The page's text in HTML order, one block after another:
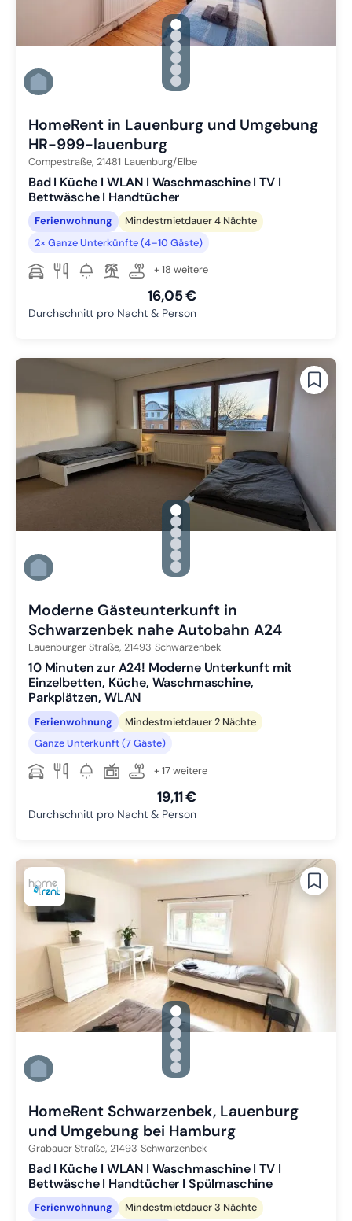
gallery.slide_selector
Zu Slide 1 wechseln
Zu Slide 2 wechseln
Zu Slide 3 wechseln
Zu Slide 4 wechseln
Zu Slide 5 wechseln
Zu Slide 6 wechseln
HomeRent in Lauenburg und Umgebung
HR-999-lauenburg
Compestraße, 21481 Lauenburg/Elbe
Bad I Küche I WLAN I Waschmaschine I TV I
Bettwäsche I Handtücher
Ferienwohnung
Mindestmietdauer 4 Nächte
2× Ganze Unterkünfte (4–10 Gäste)
+ 18 weitere
16,05 €
Durchschnitt pro Nacht & Person
gallery.slide_selector
Zu Slide 1 wechseln
Zu Slide 2 wechseln
Zu Slide 3 wechseln
Zu Slide 4 wechseln
Zu Slide 5 wechseln
Zu Slide 6 wechseln
Moderne Gästeunterkunft in
Schwarzenbek nahe Autobahn A24
Lauenburger Straße, 21493 Schwarzenbek
10 Minuten zur A24! Moderne Unterkunft mit
Einzelbetten, Küche, Waschmaschine,
Parkplätzen, WLAN
Ferienwohnung
Mindestmietdauer 2 Nächte
Ganze Unterkunft (7 Gäste)
+ 17 weitere
19,11 €
Durchschnitt pro Nacht & Person
gallery.slide_selector
Zu Slide 1 wechseln
Zu Slide 2 wechseln
Zu Slide 3 wechseln
Zu Slide 4 wechseln
Zu Slide 5 wechseln
Zu Slide 6 wechseln
HomeRent Schwarzenbek, Lauenburg
und Umgebung bei Hamburg
Grabauer Straße, 21493 Schwarzenbek
Bad I Küche I WLAN I Waschmaschine I TV I
Bettwäsche I Handtücher I Spülmaschine
Ferienwohnung
Mindestmietdauer 3 Nächte